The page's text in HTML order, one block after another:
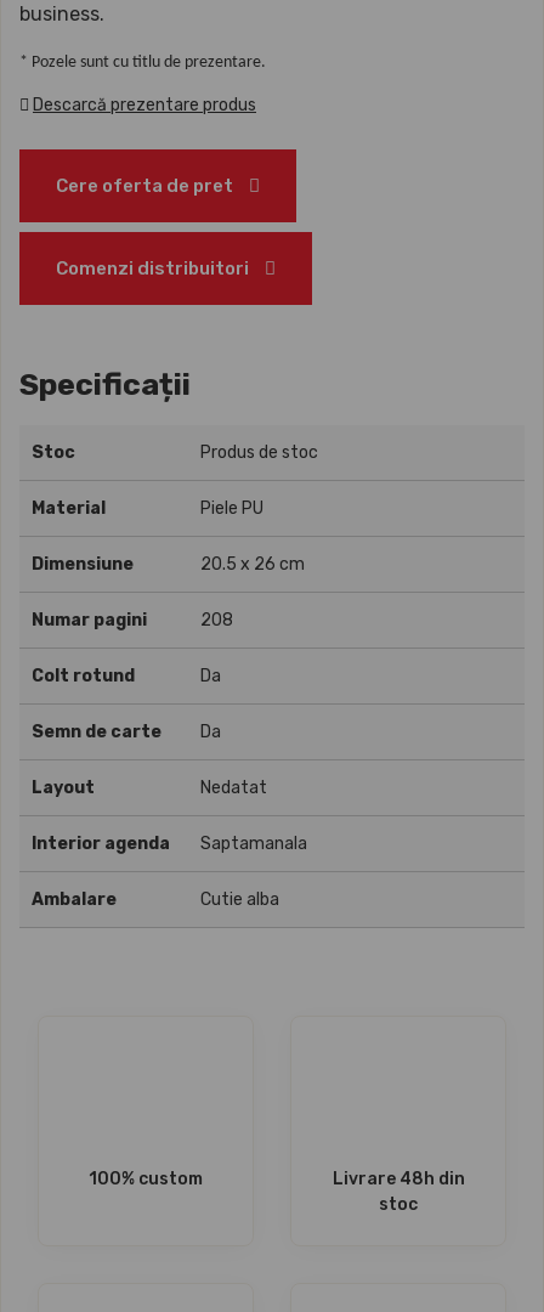
business.
* Pozele sunt cu titlu de prezentare.
Descarcă prezentare produs
Cere oferta de pret
Comenzi distribuitori
Specificații
Stoc Produs de stoc
Material Piele PU
Dimensiune 20.5 x 26 cm
Numar pagini 208
Colt rotund Da
Semn de carte Da
Layout Nedatat
Interior agenda Saptamanala
Ambalare Cutie alba
100% custom
Livrare 48h din
stoc